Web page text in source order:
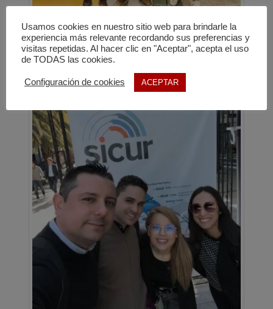
Usamos cookies en nuestro sitio web para brindarle la
experiencia más relevante recordando sus preferencias y
visitas repetidas. Al hacer clic en "Aceptar", acepta el uso
de TODAS las cookies.
Configuración de cookies ACEPTAR